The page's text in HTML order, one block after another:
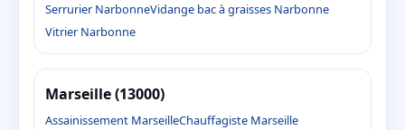
Serrurier NarbonneVidange bac à graisses Narbonne
Vitrier Narbonne
Marseille (13000)
Assainissement MarseilleChauffagiste Marseille